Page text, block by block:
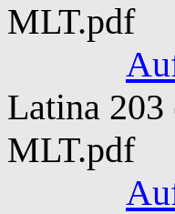
MLT.pdf
Latina
MLT.pdf